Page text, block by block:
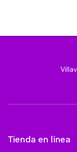
Tienda en línea